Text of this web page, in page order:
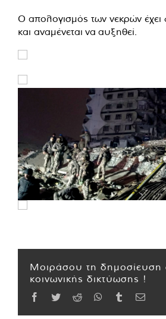
Ο απολογισμός των νεκρών έχει
και αναμένεται να αυξηθεί.
Μοιράσου τη δημοσίευση
κοινωνικής δικτύωσης !
Facebook
TwitterReddit WhatsApp
TumblrEmail